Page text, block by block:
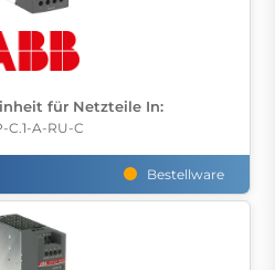
für Netzteile In:
C.1-A-RU-C
Bestellware